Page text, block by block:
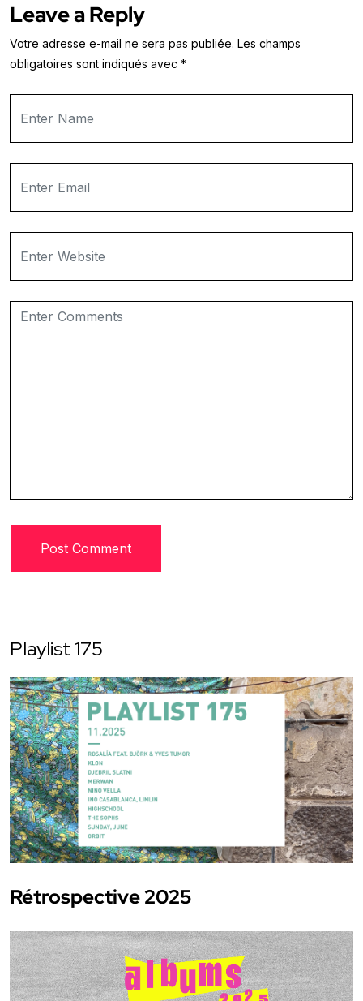
Leave a Reply
Votre adresse e-mail ne sera pas publiée. Les champs
obligatoires sont indiqués avec *
Playlist 175
Rétrospective 2025